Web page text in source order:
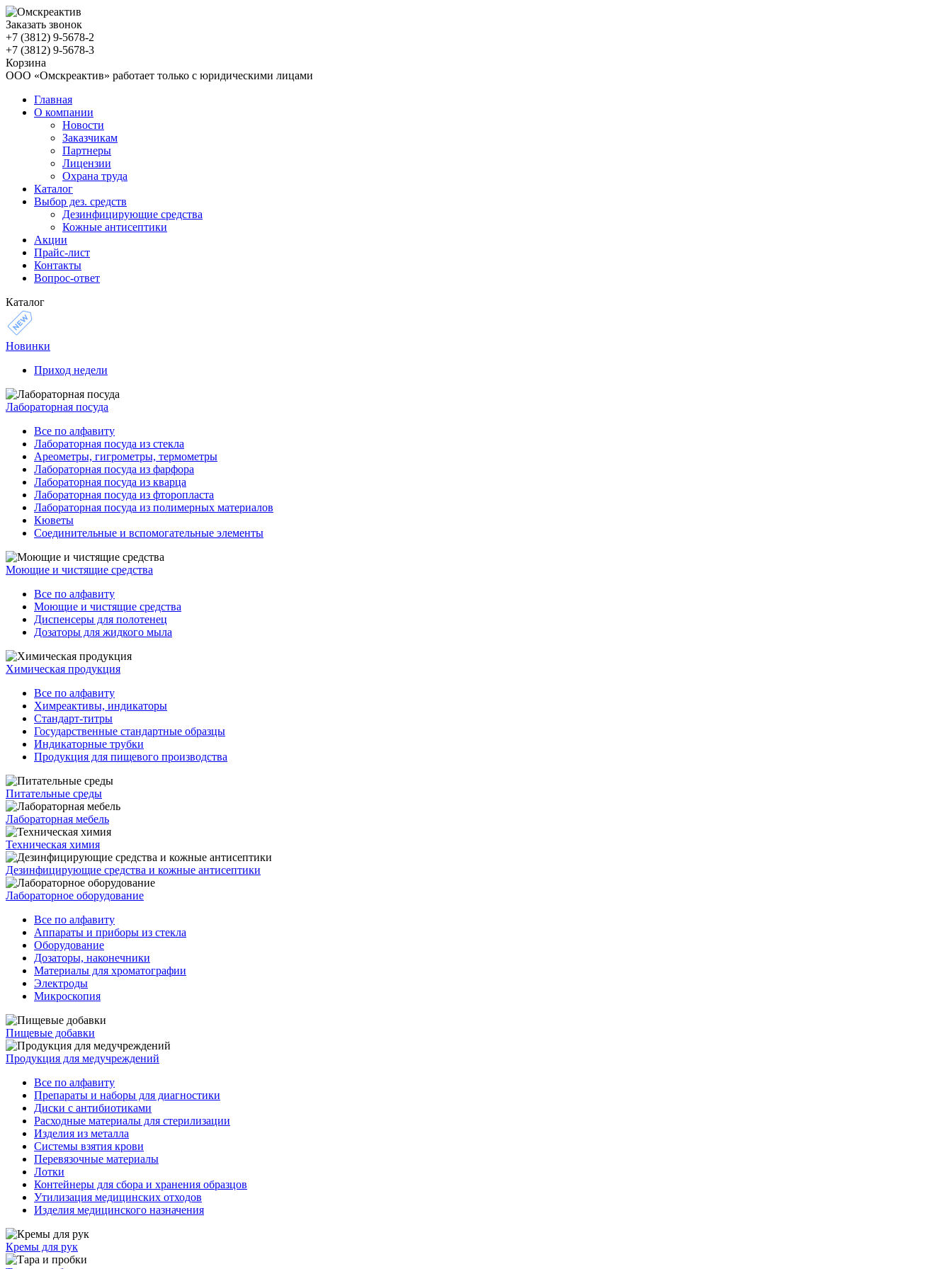
Заказать звонок
+7 (3812) 9-5678-2
+7 (3812) 9-5678-3
Корзина
ООО «Омскреактив» работает только с юридическими лицами
Главная
О компании
Новости
Заказчикам
Партнеры
Лицензии
Охрана труда
Каталог
Выбор дез. средств
Дезинфицирующие средства
Кожные антисептики
Акции
Прайс-лист
Контакты
Вопрос-ответ
Каталог
Новинки
Приход недели
Лабораторная посуда
Все по алфавиту
Лабораторная посуда из стекла
Ареометры, гигрометры, термометры
Лабораторная посуда из фарфора
Лабораторная посуда из кварца
Лабораторная посуда из фторопласта
Лабораторная посуда из полимерных материалов
Кюветы
Соединительные и вспомогательные элементы
Моющие и чистящие средства
Все по алфавиту
Моющие и чистящие средства
Диспенсеры для полотенец
Дозаторы для жидкого мыла
Химическая продукция
Все по алфавиту
Химреактивы, индикаторы
Стандарт-титры
Государственные стандартные образцы
Индикаторные трубки
Продукция для пищевого производства
Питательные среды
Лабораторная мебель
Техническая химия
Дезинфицирующие средства и кожные антисептики
Лабораторное оборудование
Все по алфавиту
Аппараты и приборы из стекла
Оборудование
Дозаторы, наконечники
Материалы для хроматографии
Электроды
Микроскопия
Пищевые добавки
Продукция для медучреждений
Все по алфавиту
Препараты и наборы для диагностики
Диски с антибиотиками
Расходные материалы для стерилизации
Изделия из металла
Системы взятия крови
Перевязочные материалы
Лотки
Контейнеры для сбора и хранения образцов
Утилизация медицинских отходов
Изделия медицинского назначения
Кремы для рук